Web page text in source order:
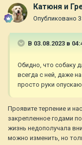
Катюня и
Опубликовано
В 03.08.2023 в
Обидно, что собаку
всегда с ней, даже
просто руки
Проявите терпение и
закрепленное годами
жизнь недополучала
можно изменить, но